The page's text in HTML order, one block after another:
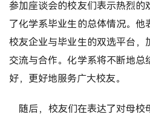
参加座谈会的校友们表示热烈的
了化学系毕业生的总体情况。他
校友企业与毕业生的双选平台，
交流与合作。化学系将不断地
好，更好地服务广大校友。
随后，校友们在表达了对母校